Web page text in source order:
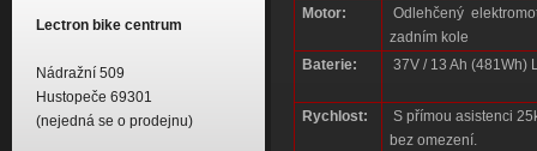
Lectron bike centrum
Nádražní 509
Hustopeče 69301
(nejedná se o prodejnu)
Motor:
Odlehčený
zadním kole
Baterie:
37V / 13 Ah (481Wh)
Rychlost:
S přímou asistenci
bez omezení.